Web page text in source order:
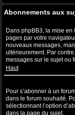
Abonnements aux
Dans phpBB3, la mise en
pages par votre
nouveaux messages,
ultérieurement. Par
messages sur le sujet ou
Haut
Pour s’abonner à un
dans le forum souhaité.
sélectionnant l’option
dans la page du sujet.